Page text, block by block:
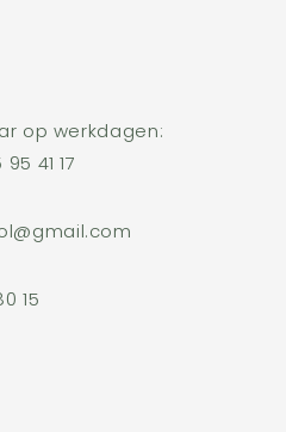
op werkdagen:
41 17
15